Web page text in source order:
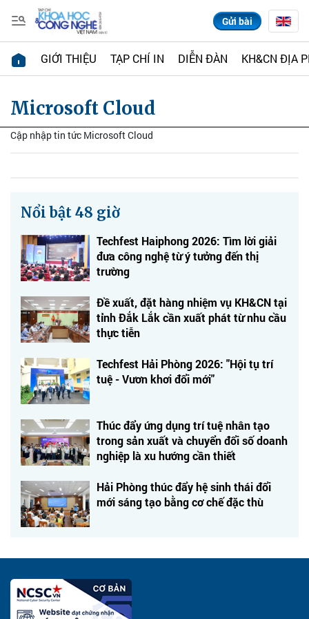
Gửi bài
GIỚI THIỆU TẠP CHÍ IN DIỄN ĐÀN KH&CN ĐỊA
Microsoft Cloud
Cập nhập tin tức Microsoft Cloud
Nổi bật 48 giờ
Techfest Haiphong 2026: Tìm lời giải
đưa công nghệ từ ý tưởng đến thị
trường
Đề xuất, đặt hàng nhiệm vụ KH&CN tại
tỉnh Đắk Lắk cần xuất phát từ nhu cầu
thực tiễn
Techfest Hải Phòng 2026: "Hội tụ trí
tuệ - Vươn khơi đổi mới"
Thúc đẩy ứng dụng trí tuệ nhân tạo
trong sản xuất và chuyển đổi số doanh
nghiệp là xu hướng cần thiết
Hải Phòng thúc đẩy hệ sinh thái đổi
mới sáng tạo bằng cơ chế đặc thù